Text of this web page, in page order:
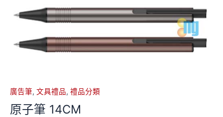
廣告筆, 文具禮品, 禮品分類
原子筆 14CM